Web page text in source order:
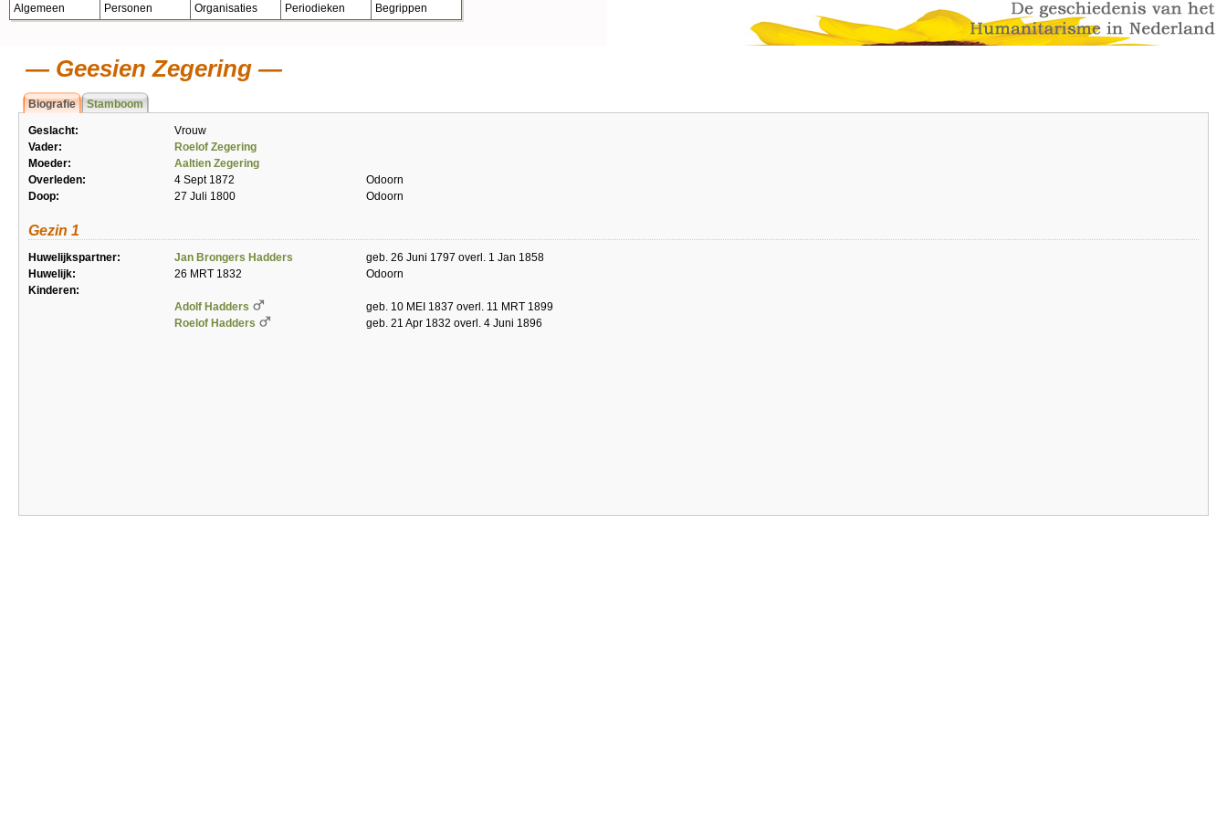
Algemeen Personen Organisaties Periodieken Begrippen
Geesien Zegering
Biografie Stamboom
Geslacht:
Vrouw
Vader:
Roelof Zegering
Moeder:
Aaltien Zegering
Overleden:
4 Sept 1872
Odoorn
Doop:
27 Juli 1800 Odoorn
Gezin 1
Huwelijkspartner: Jan Brongers Hadders
geb. 26 Juni 1797 overl. 1 Jan 1858
Huwelijk:
26 MRT 1832
Odoorn
Kinderen:
Adolf Hadders
geb. 10 MEI 1837 overl. 11 MRT 1899
Roelof Hadders
geb. 21 Apr 1832 overl. 4 Juni 1896